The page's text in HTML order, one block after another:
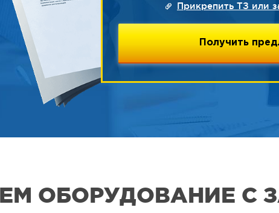
Прикрепить ТЗ или
ОБОРУДОВАНИЕ С